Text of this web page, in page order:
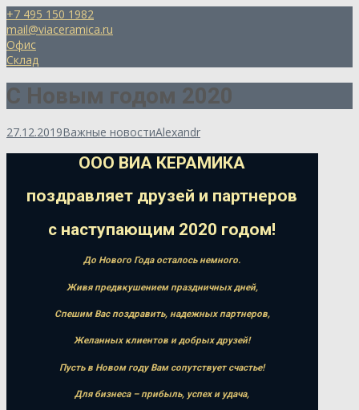
+7 495 150 1982
mail@viaceramica.ru
Офис
Склад
С Новым годом 2020
27.12.2019Важные новостиAlexandr
ООО ВИА КЕРАМИКА
поздравляет друзей и партнеров
с наступающим 2020 годом!
До Нового Года осталось немного.
Живя предвкушением праздничных дней,
Спешим Вас поздравить, надежных партнеров,
Желанных клиентов и добрых друзей!
Пусть в Новом году Вам сопутствует счастье!
Для бизнеса – прибыль, успех и удача,